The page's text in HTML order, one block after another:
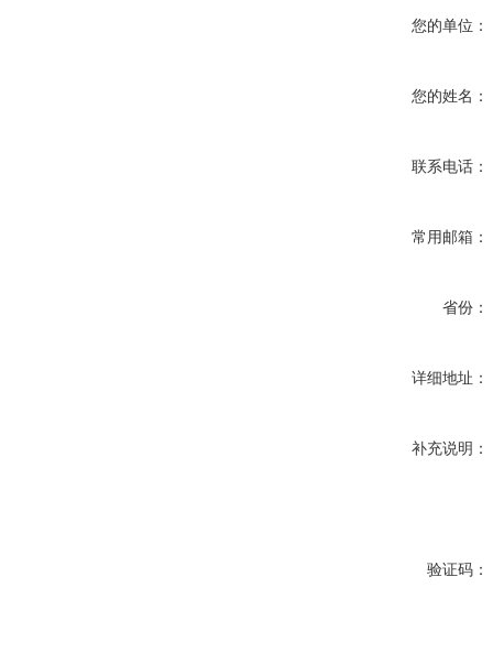
您的单位：
您的姓名：
联系电话：
常用邮箱：
省份：
详细地址：
补充说明：
验证码：